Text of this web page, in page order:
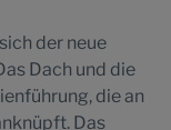
der neue
Dach und die
die an
Das